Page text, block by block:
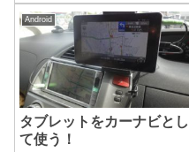
Android
タブレットをカーナビとし
て使う！